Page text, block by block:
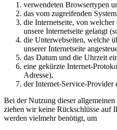
verwendeten Browsertypen
das vom zugreifenden
die Internetseite, von
unsere Internetseite gelangt
die Unterwebseiten, welche
unserer Internetseite
das Datum und die Uhrzeit
eine gekürzte Internet-
Adresse),
der Internet-Service-Provider
Bei der Nutzung dieser
ziehen wir keine Rückschlüsse auf
werden vielmehr benötigt, um